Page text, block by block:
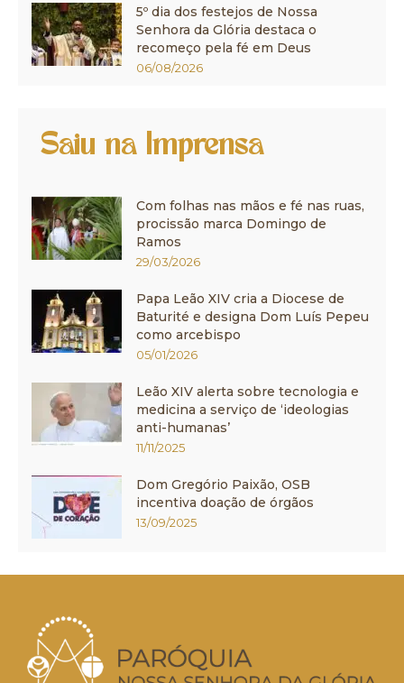
5º dia dos festejos de Nossa
Senhora da Glória destaca o
recomeço pela fé em Deus
06/08/2026
Saiu na Imprensa
Com folhas nas mãos e fé nas ruas,
procissão marca Domingo de
Ramos
29/03/2026
Papa Leão XIV cria a Diocese de
Baturité e designa Dom Luís Pepeu
como arcebispo
05/01/2026
Leão XIV alerta sobre tecnologia e
medicina a serviço de ‘ideologias
anti-humanas’
11/11/2025
Dom Gregório Paixão, OSB
incentiva doação de órgãos
13/09/2025